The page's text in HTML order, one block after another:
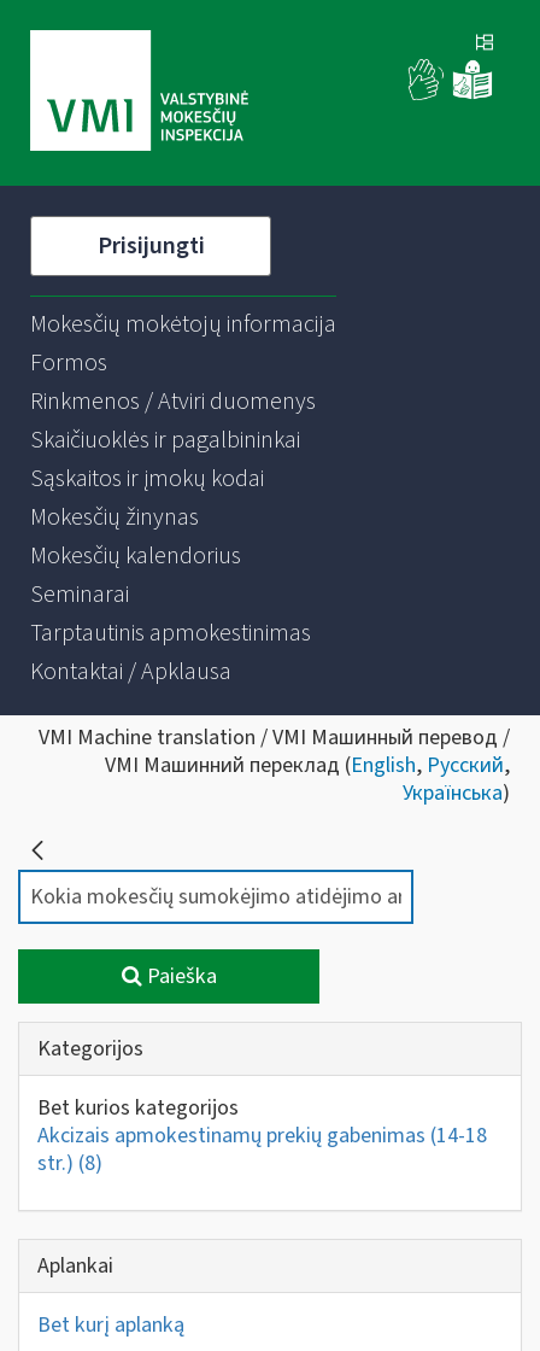
Prisijungti
Mokesčių mokėtojų informacija
Formos
Rinkmenos / Atviri duomenys
Skaičiuoklės ir pagalbininkai
Sąskaitos ir įmokų kodai
Mokesčių žinynas
Mokesčių kalendorius
Seminarai
Tarptautinis apmokestinimas
Kontaktai / Apklausa
VMI Machine translation / VMI Машинный перевод /
VMI Машинний переклад (English, Русский,
Українська)
Paieška
Kategorijos
Bet kurios kategorijos
Akcizais apmokestinamų prekių gabenimas (14-18
str.) (8)
Aplankai
Bet kurį aplanką